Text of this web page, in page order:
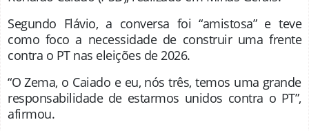
Segundo Flávio, a conversa foi “amistosa” e teve
como foco a necessidade de construir uma frente
contra o PT nas eleições de 2026.
“O Zema, o Caiado e eu, nós três, temos uma grande
responsabilidade de estarmos unidos contra o PT”,
afirmou.